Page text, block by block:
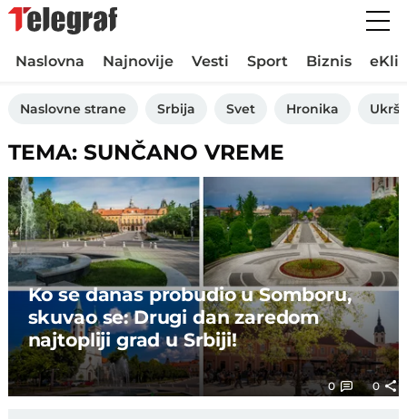
Naslovna Najnovije Vesti Sport Biznis
Naslovne strane Srbija Svet Hronika
TEMA: SUNČANO VREME
Ko se danas probudio u Somboru,
skuvao se: Drugi dan zaredom
najtopliji grad u Srbiji!
0 0